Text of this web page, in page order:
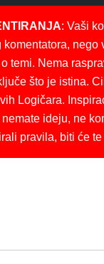
: Vaši
komentatora, nego
temi. Nema
što je istina.
Logičara.
ideju, ne
pravila, biti će